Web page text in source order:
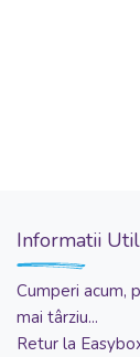
Informatii
Cumperi acum,
mai târziu...
Retur la